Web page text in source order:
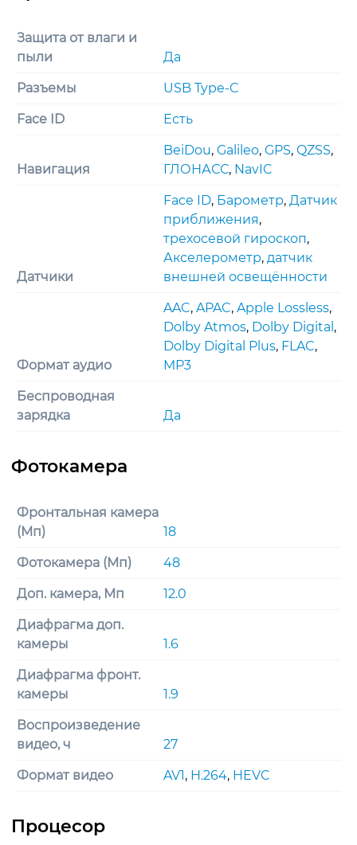
Защита от влаги и
пыли
Да
Разъемы USB Type-C
Face ID Есть
Навигация
BeiDou, Galileo, GPS, QZSS,
ГЛОНАСС, NavIC
Датчики
Face ID, Барометр, Датчик
приближения,
трехосевoй гироскоп,
Акселерометр, датчик
внешней освещённости
Формат аудио
AAC, APAC, Apple Lossless,
Dolby Atmos, Dolby Digital ,
Dolby Digital Plus, FLAC,
MP3
Беспроводная
зарядка
Да
Фронтальная камера
(Мп)
18
Фотокамера (Мп) 48
Доп. камера, Мп 12.0
Диафрагма доп.
камеры
1.6
Диафрагма фронт.
камеры
1.9
Воспроизведение
видео, ч
27
Формат видео AV1, H.264, HEVC